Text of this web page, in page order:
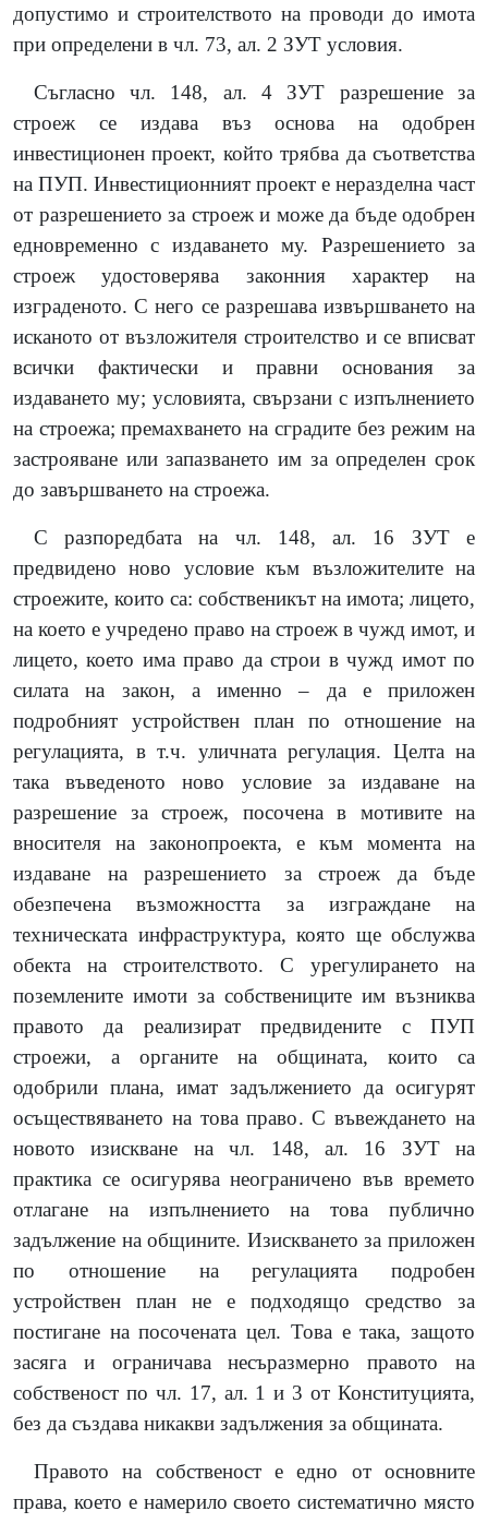
допустимо и строителството на проводи до имота
при определени в чл. 73, ал. 2 ЗУТ условия.
Съгласно чл. 148, ал. 4 ЗУТ разрешение за
строеж се издава въз основа на одобрен
инвестиционен проект, който трябва да съответства
на ПУП. Инвестиционният проект е неразделна част
от разрешението за строеж и може да бъде одобрен
едновременно с издаването му. Разрешението за
строеж удостоверява законния характер на
изграденото. С него се разрешава извършването на
исканото от възложителя строителство и се вписват
всички фактически и правни основания за
издаването му; условията, свързани с изпълнението
на строежа; премахването на сградите без режим на
застрояване или запазването им за определен срок
до завършването на строежа.
С разпоредбата на чл. 148, ал. 16 ЗУТ е
предвидено ново условие към възложителите на
строежите, които са: собственикът на имота; лицето,
на което е учредено право на строеж в чужд имот, и
лицето, което има право да строи в чужд имот по
силата на закон, а именно – да е приложен
подробният устройствен план по отношение на
регулацията, в т.ч. уличната регулация. Целта на
така въведеното ново условие за издаване на
разрешение за строеж, посочена в мотивите на
вносителя на законопроекта, е към момента на
издаване на разрешението за строеж да бъде
обезпечена възможността за изграждане на
техническата инфраструктура, която ще обслужва
обекта на строителството. С урегулирането на
поземлените имоти за собствениците им възниква
правото да реализират предвидените с ПУП
строежи, а органите на общината, които са
одобрили плана, имат задължението да осигурят
осъществяването на това право. С въвеждането на
новото изискване на чл. 148, ал. 16 ЗУТ на
практика се осигурява неограничено във времето
отлагане на изпълнението на това публично
задължение на общините. Изискването за приложен
по отношение на регулацията подробен
устройствен план не е подходящо средство за
постигане на посочената цел. Това е така, защото
засяга и ограничава несъразмерно правото на
собственост по чл. 17, ал. 1 и 3 от Конституцията,
без да създава никакви задължения за общината.
Правото на собственост е едно от основните
права, което е намерило своето систематично място